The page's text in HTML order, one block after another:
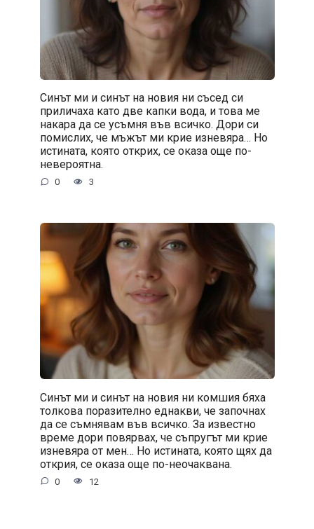
Синът ми и синът на новия ни съсед си
приличаха като две капки вода, и това ме
накара да се усъмня във всичко. Дори си
помислих, че мъжът ми крие изневяра… Но
истината, която открих, се оказа още по-
невероятна.
0 3
Синът ми и синът на новия ни комшия бяха
толкова поразително еднакви, че започнах
да се съмнявам във всичко. За известно
време дори повярвах, че съпругът ми крие
изневяра от мен… Но истината, която щях да
открия, се оказа още по-неочаквана.
0 12